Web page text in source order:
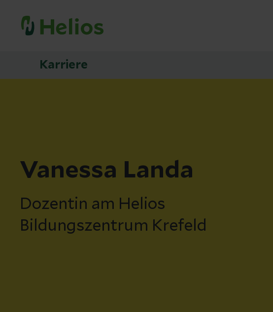
Karriere
Vanessa Landa
Dozentin am Helios
Bildungszentrum Krefeld